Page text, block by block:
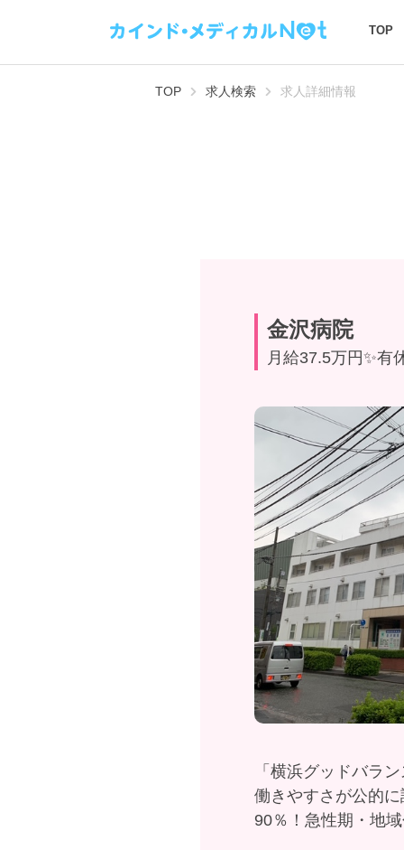
TOP
TOP 求人検索 求人詳細情報
金沢病院
月給37.5万円✨有
「横浜グッドバラ
働きやすさが公的
90％！急性期・地